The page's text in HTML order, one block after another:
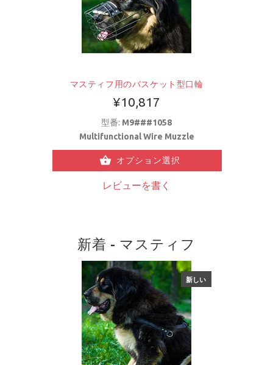
マスティフ用のバスケット型口輪
¥10,817
型番: M9###1058
Multifunctional Wire Muzzle
オプション選択
レビューを書く
新着 - マスティフ
新しい